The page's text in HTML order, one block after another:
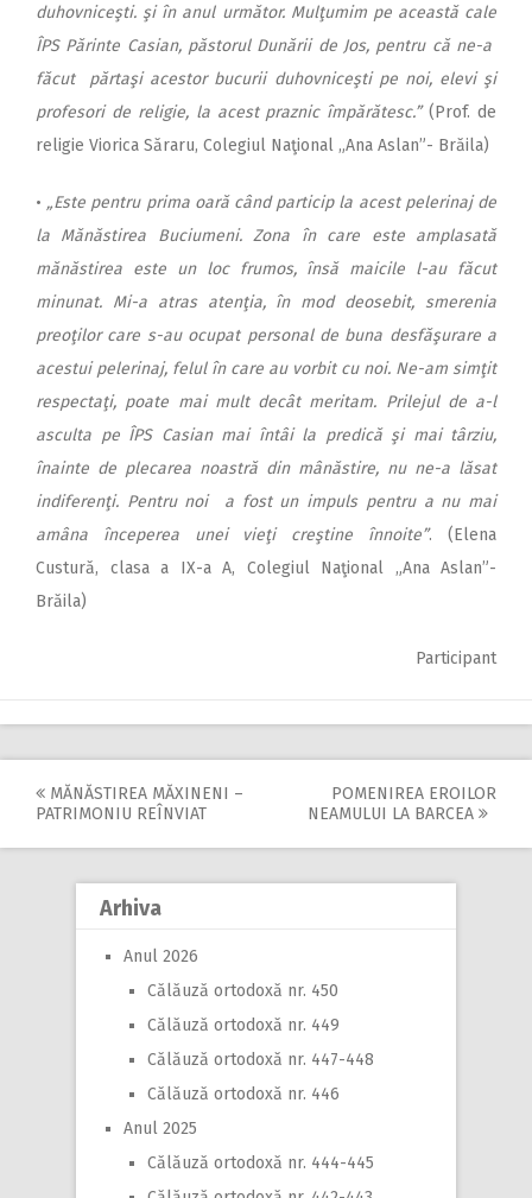
duhovniceşti. şi în anul următor. Mulţumim pe această cale
ÎPS Părinte Casian, păstorul Dunării de Jos, pentru că ne-a
făcut părtaşi acestor bucurii duhovniceşti pe noi, elevi şi
profesori de religie, la acest praznic împărătesc.”(Prof. de
religie Viorica Săraru, Colegiul Naţional „Ana Aslan”- Brăila)
• „Este pentru prima oară când particip la acest pelerinaj de
la Mănăstirea Buciumeni. Zona în care este amplasată
mănăstirea este un loc frumos, însă maicile l-au făcut
minunat. Mi-a atras atenţia, în mod deosebit, smerenia
preoţilor care s-au ocupat personal de buna desfăşurare a
acestui pelerinaj, felul în care au vorbit cu noi. Ne-am simţit
respectaţi, poate mai mult decât meritam. Prilejul de a-l
asculta pe ÎPS Casian mai întâi la predică şi mai târziu,
înainte de plecarea noastră din mânăstire, nu ne-a lăsat
indiferenţi. Pentru noi a fost un impuls pentru a nu mai
amâna începerea unei vieţi creştine înnoite”. (Elena
Custură, clasa a IX-a A, Colegiul Naţional „Ana Aslan”-
Brăila)
Participant
Post
navigation
MĂNĂSTIREA MĂXINENI –
PATRIMONIU REÎNVIAT
POMENIREA EROILOR
NEAMULUI LA BARCEA
Arhiva
Anul 2026
Călăuză ortodoxă nr. 450
Călăuză ortodoxă nr. 449
Călăuză ortodoxă nr. 447-448
Călăuză ortodoxă nr. 446
Anul 2025
Călăuză ortodoxă nr. 444-445